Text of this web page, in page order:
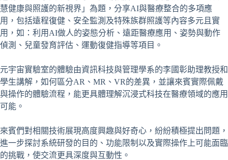
慧健康與照護的新視界」為題，分享AI與醫療整合的多項應
用，包括遠程復健、安全監測及特殊族群照護等內容多元且實
用，如：利用AI做人的姿態分析、遠距醫療應用、姿勢與動作
偵測、兒童發育評估、運動復健指導等項目。
元宇宙實驗室的體驗由資訊科技與管理學系的李國彰助理教授和
學生講解，如何區分AR、MR、VR的差異，並讓來賓實際佩戴
與操作的體驗流程，能更具體理解沉浸式科技在醫療領域的應用
可能。
來賓們對相關技術展現高度興趣與好奇心，紛紛積極提出問題，
進一步探討系統研發的目的、功能限制以及實際操作上可能面臨
的挑戰，使交流更具深度與互動性。